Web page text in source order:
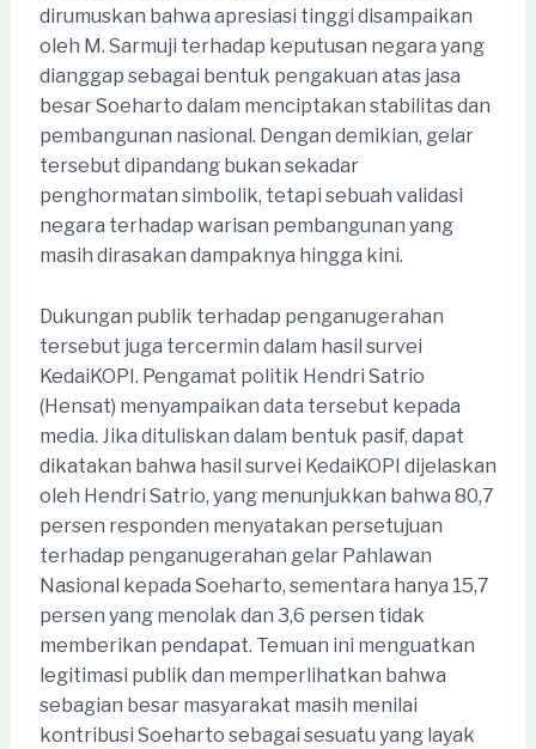
dirumuskan bahwa apresiasi tinggi disampaikan
oleh M. Sarmuji terhadap keputusan negara yang
dianggap sebagai bentuk pengakuan atas jasa
besar Soeharto dalam menciptakan stabilitas dan
pembangunan nasional. Dengan demikian, gelar
tersebut dipandang bukan sekadar
penghormatan simbolik, tetapi sebuah validasi
negara terhadap warisan pembangunan yang
masih dirasakan dampaknya hingga kini.
Dukungan publik terhadap penganugerahan
tersebut juga tercermin dalam hasil survei
KedaiKOPI. Pengamat politik Hendri Satrio
(Hensat) menyampaikan data tersebut kepada
media. Jika dituliskan dalam bentuk pasif, dapat
dikatakan bahwa hasil survei KedaiKOPI dijelaskan
oleh Hendri Satrio, yang menunjukkan bahwa 80,7
persen responden menyatakan persetujuan
terhadap penganugerahan gelar Pahlawan
Nasional kepada Soeharto, sementara hanya 15,7
persen yang menolak dan 3,6 persen tidak
memberikan pendapat. Temuan ini menguatkan
legitimasi publik dan memperlihatkan bahwa
sebagian besar masyarakat masih menilai
kontribusi Soeharto sebagai sesuatu yang layak